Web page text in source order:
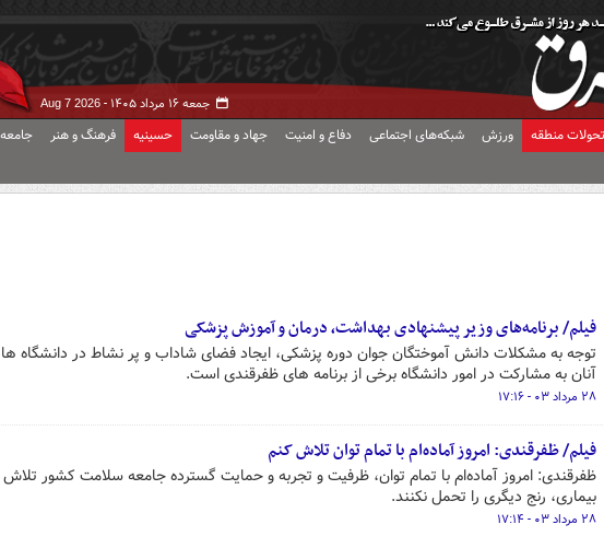
جمعه ۱۶ مرداد ۱۴۰۵ - Aug 7 2026
تحولات منطقه ورزش شبکه‌های اجتماعی دفاع و امنیت جهاد و مقاومت حسینیه فرهنگ و هنر جامعه
فیلم/ برنامه‌های وزیر پیشنهادی بهداشت، درمان و آموزش پزشکی
توجه به مشکلات دانش آموختگان جوان دوره پزشکی، ایجاد فضای شاداب و پر نشاط در دانشگاه
آنان به مشارکت در امور دانشگاه برخی از برنامه های ظفرقندی است.
۲۸ مرداد ۰۳ - ۱۷:۱۶
فیلم/ ظفرقندی: امروز آماده‌ام با تمام توان تلاش کنم
ظفرقندی: امروز آماده‌ام با تمام توان، ظرفیت و تجربه و حمایت گسترده جامعه سلامت کشور تلاش
بیماری، رنج دیگری را تحمل نکنند.
۲۸ مرداد ۰۳ - ۱۷:۱۴